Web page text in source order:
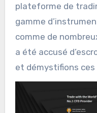
plateforme de
gamme
comme de
a été accusé
et démystifions ces